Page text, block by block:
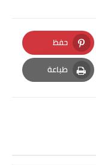
حفظ
Pinterest
طباعة
Print